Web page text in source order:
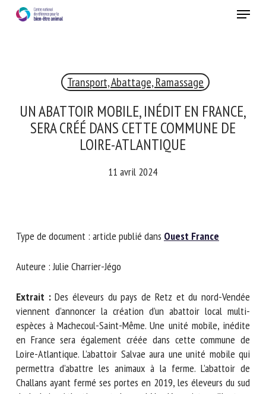
Menu
Transport, Abattage, Ramassage
UN ABATTOIR MOBILE, INÉDIT EN
FRANCE, SERA CRÉÉ DANS CETTE
COMMUNE DE LOIRE-ATLANTIQUE
11 avril 2024
Type de document : article publié dans Ouest France
Auteure : Julie Charrier-Jégo
Extrait : Des éleveurs du pays de Retz et du nord-Vendée
viennent d’annoncer la création d’un abattoir local multi-
espèces à Machecoul-Saint-Même. Une unité mobile,
inédite en France sera également créée dans cette
commune de Loire-Atlantique. L’abattoir Salvae aura une
unité mobile qui permettra d’abattre les animaux à la ferme.
L’abattoir de Challans ayant fermé ses portes en 2019, les
RECEVEZ CHAQUE MOIS GRATUITEMENT
LES DERNIÈRES ACTUALITÉS SUR LE BIEN-ÊTRE
ANIMAL
notre newsletter :
Nom *
Prénom *
Organisme *